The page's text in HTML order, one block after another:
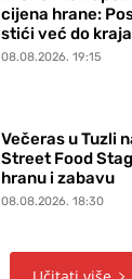
cijena hrane:
stići već do
08.08.2026. 19:15
Večeras u Tuzli
Street Food
hranu i zabavu
08.08.2026. 18:30